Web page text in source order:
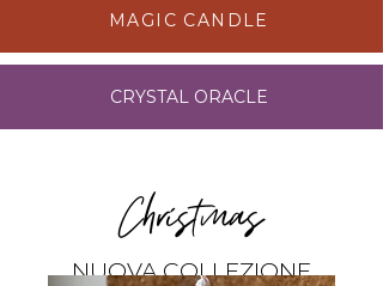
MAGIC CANDLE
CRYSTAL ORACLE
Christmas
NUOVA COLLEZIONE